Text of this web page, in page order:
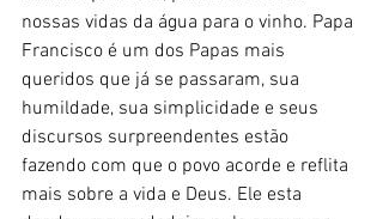
nossas vidas da água para o vinho. Papa
Francisco é um dos Papas mais
queridos que já se passaram, sua
humildade, sua simplicidade e seus
discursos surpreendentes estão
fazendo com que o povo acorde e reflita
mais sobre a vida e Deus. Ele esta